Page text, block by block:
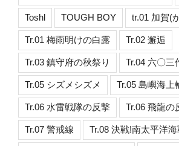
Toshl TOUGH BOY tr.01 加賀(
Tr.01 梅雨明けの白露 Tr.02 邂逅
Tr.03 鎮守府の秋祭り Tr.04 六〇三
Tr.05 シズメシズメ Tr.05 島嶼海上
Tr.06 水雷戦隊の反撃 Tr.06 飛龍の
Tr.07 警戒線 Tr.08 決戦!南太平洋